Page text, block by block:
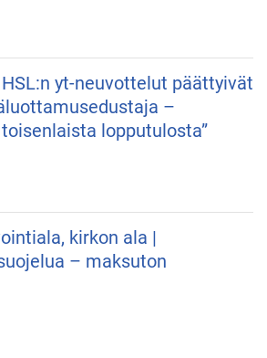
yt-neuvottelut päättyivät
–
lopputulosta”
kirkon ala |
– maksuton